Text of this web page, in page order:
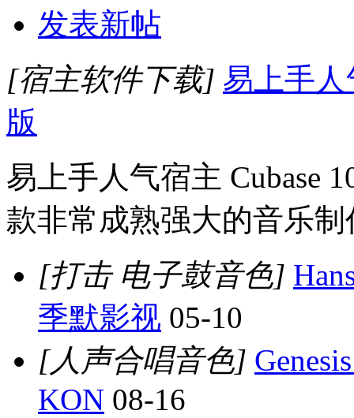
发表新帖
[宿主软件下载] 易上手人
版
易上手人气宿主 Cubase
款非常成熟强大的音乐
[打击 电子鼓音色]
季默影视 05-10
[人声合唱音色]
KON 08-16